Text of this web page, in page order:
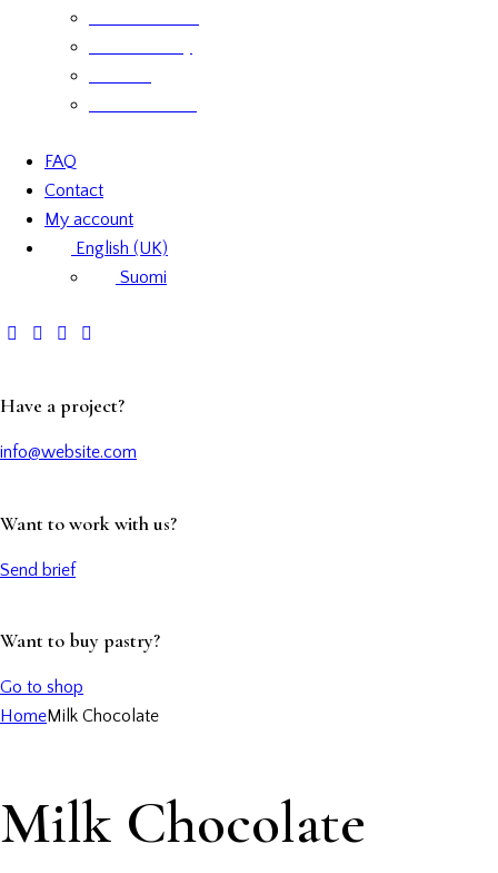
FAQ
Contact
My account
English (UK)
Suomi
Have a project?
info@website.com
Want to work with us?
Send brief
Want to buy pastry?
Go to shop
HomeMilk Chocolate
Milk Chocolate